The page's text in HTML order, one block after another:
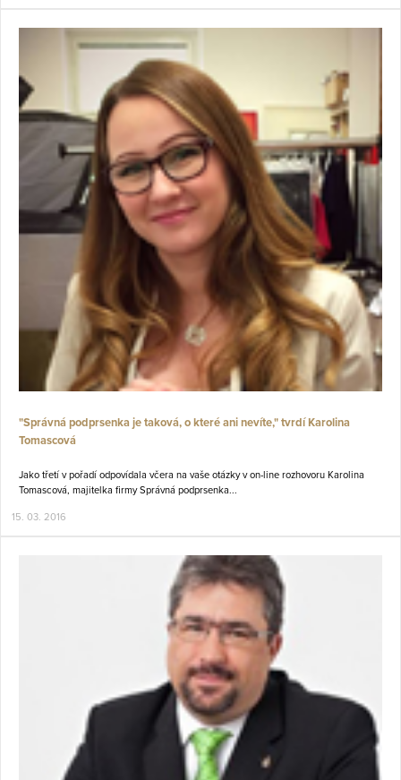
"Správná podprsenka je taková, o které ani nevíte," tvrdí Karolina
Tomascová
Jako třetí v pořadí odpovídala včera na vaše otázky v on-line rozhovoru Karolina
Tomascová, majitelka firmy Správná podprsenka...
15. 03. 2016